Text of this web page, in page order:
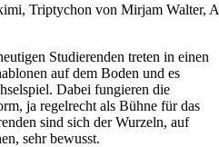
Triptychon von Mirjam Walter,
Studierenden treten in einen
auf dem Boden und es
Dabei fungieren die
ja regelrecht als Bühne für das
sind sich der Wurzeln, auf
sehr bewusst.